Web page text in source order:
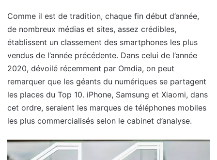
Comme il est de tradition, chaque fin début d’année,
de nombreux médias et sites, assez crédibles,
établissent un classement des smartphones les plus
vendus de l’année précédente. Dans celui de l’année
2020, dévoilé récemment par Omdia, on peut
remarquer que les géants du numériques se partagent
les places du Top 10. iPhone, Samsung et Xiaomi, dans
cet ordre, seraient les marques de téléphones mobiles
les plus commercialisés selon le cabinet d’analyse.